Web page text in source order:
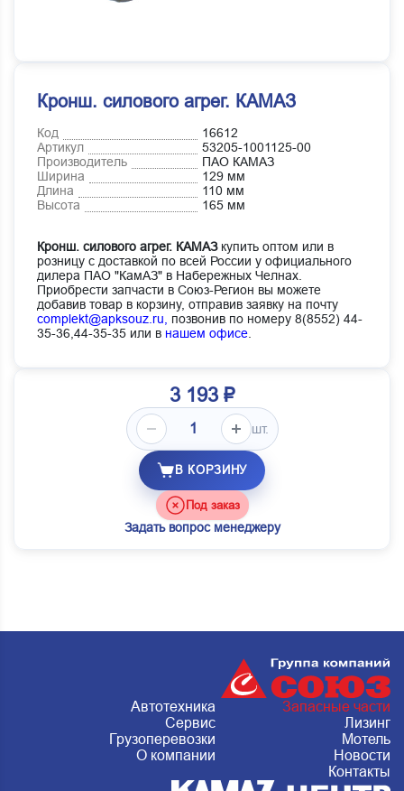
Кронш. силового агрег. КАМАЗ
Код
16612
Артикул
53205-1001125-00
Производитель
ПАО КАМАЗ
Ширина
129 мм
Длина
110 мм
Высота
165 мм
Кронш. силового агрег. КАМАЗкупить оптом или в
розницу с доставкой по всей России у официального
дилера ПАО "КамАЗ" в Набережных Челнах.
Приобрести запчасти в Союз-Регион вы можете
добавив товар в корзину, отправив заявку на почту
complekt@apksouz.ru, позвонив по номеру 8(8552) 44-
35-36,44-35-35 или в нашем офисе.
3 193 ₽
шт.
В КОРЗИНУ
Под заказ
Задать вопрос менеджеру
Автотехника
Запасные части
Сервис
Лизинг
Грузоперевозки
Мотель
О компании
Новости
Контакты